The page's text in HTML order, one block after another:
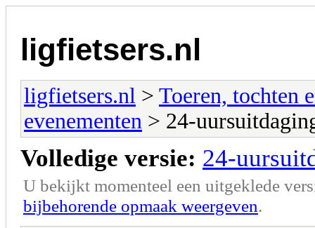
ligfietsers.nl
ligfietsers.nl > Toeren, tochten
evenementen > 24-
Volledige versie: 24-
U bekijkt momenteel een uitgeklede
bijbehorende opmaak weergeven.